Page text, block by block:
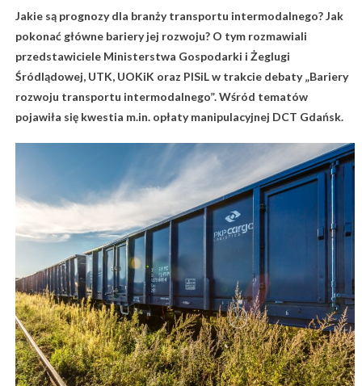
Jakie są prognozy dla branży transportu intermodalnego? Jak
pokonać główne bariery jej rozwoju? O tym rozmawiali
przedstawiciele Ministerstwa Gospodarki i Żeglugi
Śródlądowej, UTK, UOKiK oraz PISiL w trakcie debaty „Bariery
rozwoju transportu intermodalnego”. Wśród tematów
pojawiła się kwestia m.in. opłaty manipulacyjnej DCT Gdańsk.